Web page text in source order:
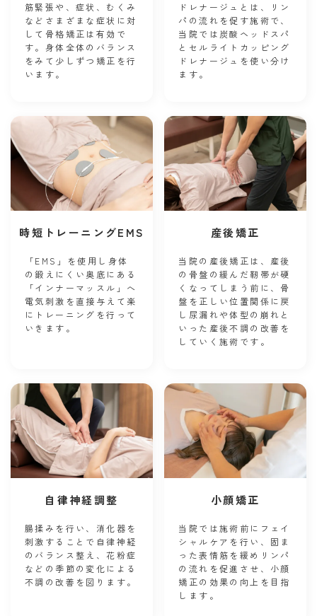
筋緊張や、症状、むくみ
などさまざまな症状に対
して骨格矯正は有効で
す。身体全体のバランス
をみて少しずつ矯正を行
います。
ドレナージュとは、リン
パの流れを促す施術で、
当院では炭酸ヘッドスパ
とセルライトカッピング
ドレナージュを使い分け
ます。
時短トレーニングEMS
「EMS」を使用し身体
の鍛えにくい奥底にある
「インナーマッスル」へ
電気刺激を直接与えて楽
にトレーニングを行って
いきます。
産後矯正
当院の産後矯正は、産後
の骨盤の緩んだ靭帯が硬
くなってしまう前に、骨
盤を正しい位置関係に戻
し尿漏れや体型の崩れと
いった産後不調の改善を
していく施術です。
自律神経調整
腸揉みを行い、消化器を
刺激することで自律神経
のバランス整え、花粉症
などの季節の変化による
不調の改善を図ります。
小顔矯正
当院では施術前にフェイ
シャルケアを行い、固ま
った表情筋を緩めリンパ
の流れを促進させ、小顔
矯正の効果の向上を目指
します。